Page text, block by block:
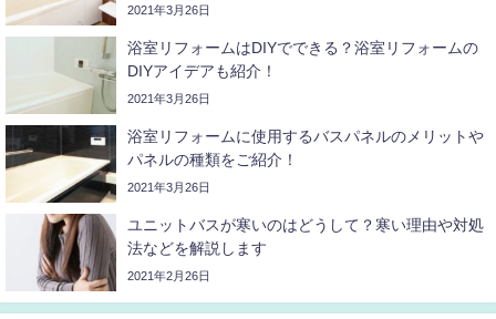
2021年3月26日
浴室リフォームはDIYでできる？浴室リフォームの
DIYアイデアも紹介！
2021年3月26日
浴室リフォームに使用するバスパネルのメリットや
パネルの種類をご紹介！
2021年3月26日
ユニットバスが寒いのはどうして？寒い理由や対処
法などを解説します
2021年2月26日